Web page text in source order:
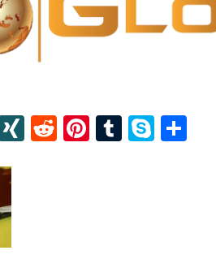
XINGReddit
Pinterest
Tumblr
Skype